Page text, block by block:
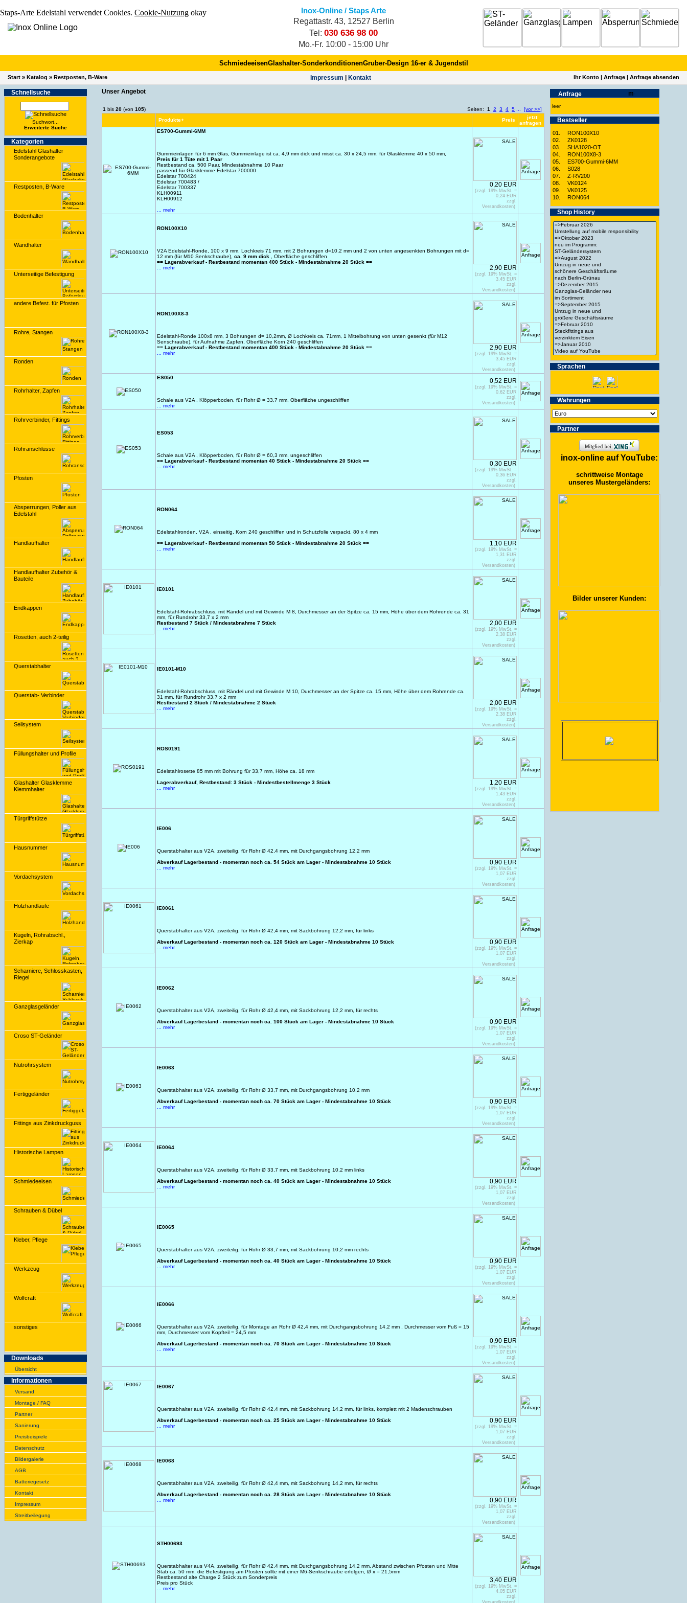
Staps-Arte Edelstahl verwendet Cookies. Cookie-Nutzung okay
Inox-Online / Staps Arte
Regattastr. 43, 12527 Berlin
Tel: 030 636 98 00
Mo.-Fr. 10:00 - 15:00 Uhr
SchmiedeeisenGlashalter-SonderkonditionenGruber-Design 16-er & Jugendstil
Start » Katalog » Restposten, B-Ware Impres­sum Kontakt Ihr Konto | Anfrage | Anfrage absenden
Schnell­suche
Suchwort...
Erwei­terte Suche
Kate­gorien
Edelstahl Glashalter
Sonderangebote
Restposten, B-Ware
Bodenhalter
Wandhalter
Unterseitige Befestigung
andere Befest. für Pfosten
Rohre, Stangen
Ronden
Rohrhalter, Zapfen
Rohrverbinder, Fittings
Rohranschlüsse
Pfosten
Absperrungen, Poller aus
Edelstahl
Handlaufhalter
Handlaufhalter Zubehör &
Bauteile
Endkappen
Rosetten, auch 2-teilig
Querstabhalter
Querstab- Verbinder
Seilsystem
Füllungshalter und Profile
Glashalter Glasklemme
Klemmhalter
Türgriffstütze
Hausnummer
Vordachsystem
Holzhandläufe
Kugeln, Rohrabschl.,
Zierkap
Scharniere, Schlosskasten,
Riegel
Ganzglasgeländer
Croso ST-Geländer
Nutrohrsystem
Fertiggeländer
Fittings aus Zinkdruckguss
Historische Lampen
Schmiedeeisen
Schrauben & Dübel
Kleber, Pflege
Werkzeug
Wolfcraft
sonstiges
Downloads
Übersicht
Infor­ma­tionen
Versand
Montage / FAQ
Partner
Sanie­rung
Preis­beispiele
Daten­schutz
Bilder­galerie
AGB
Batte­rie­gesetz
Kontakt
Impres­sum
Streit­bei­legung
Unser Angebot
1 bis 20 (von 105) Seiten: 1 2 3 4 5
[vor >>]
Produkte+
Preis
jetzt
anfragen
ES700-Gummi-6MM
Gummieinlagen für 6 mm Glas, Gummieinlage ist ca. 4,9 mm dick und misst ca. 30 x 24,5 mm, für Glasklemme 40 x 50 mm,
Preis für 1 Tüte mit 1 Paar
Restbestand ca. 500 Paar, Mindestabnahme 10 Paar
passend für Glasklemme Edelstar 700000
Edelstar 700424
Edelstar 700483 /
Edelstar 700337
KLH00911
KLH00912
... mehr
0,20 EUR
(zzgl. 19% MwSt. =
0,24 EUR
zzgl.
Versandkosten)
RON100X10
V2A Edelstahl-Ronde, 100 x 9 mm, Lochkreis 71 mm, mit 2 Bohrungen d=10,2 mm und 2 von unten angesenkten Bohrungen mit d=
12 mm (für M10 Senkschraube), ca. 9 mm dick
, Oberfläche geschliffen
== Lagerabverkauf - Restbestand momentan 400 Stück - Mindestabnahme 20 Stück ==
... mehr
2,90 EUR
(zzgl. 19% MwSt. =
3,45 EUR
zzgl.
Versandkosten)
RON100X8-3
Edelstahl-Ronde 100x8 mm, 3 Bohrungen d= 10,2mm, Ø Lochkreis ca. 71mm, 1 Mittelbohrung von unten gesenkt (für M12
Senschraube), für Aufnahme Zapfen, Oberfläche Korn 240 geschliffen
== Lagerabverkauf - Restbestand momentan 400 Stück - Mindestabnahme 20 Stück ==
... mehr
2,90 EUR
(zzgl. 19% MwSt. =
3,45 EUR
zzgl.
Versandkosten)
ES050
Schale aus V2A , Klöpperboden, für Rohr Ø = 33,7 mm, Oberfläche ungeschliffen
... mehr
0,52 EUR
(zzgl. 19% MwSt. =
0,62 EUR
zzgl.
Versandkosten)
ES053
Schale aus V2A , Klöpperboden, für Rohr Ø = 60,3 mm, ungeschliffen
== Lagerabverkauf - Restbestand momentan 40 Stück - Mindestabnahme 20 Stück ==
... mehr
0,30 EUR
(zzgl. 19% MwSt. =
0,36 EUR
zzgl.
Versandkosten)
RON064
Edelstahlronden, V2A , einseitig, Korn 240 geschliffen und in Schutzfolie verpackt, 80 x 4 mm
== Lagerabverkauf - Restbestand momentan 50 Stück - Mindestabnahme 20 Stück ==
... mehr
1,10 EUR
(zzgl. 19% MwSt. =
1,31 EUR
zzgl.
Versandkosten)
IE0101
Edelstahl-Rohrabschluss, mit Rändel und mit Gewinde M 8, Durchmesser an der Spitze ca. 15 mm, Höhe über dem Rohrende ca. 31
mm, für Rundrohr 33,7 x 2 mm
Restbestand 7 Stück / Mindestabnahme 7 Stück
... mehr
2,00 EUR
(zzgl. 19% MwSt. =
2,38 EUR
zzgl.
Versandkosten)
IE0101-M10
Edelstahl-Rohrabschluss, mit Rändel und mit Gewinde M 10, Durchmesser an der Spitze ca. 15 mm, Höhe über dem Rohrende ca.
31 mm, für Rundrohr 33,7 x 2 mm
Restbestand 2 Stück / Mindestabnahme 2 Stück
... mehr
2,00 EUR
(zzgl. 19% MwSt. =
2,38 EUR
zzgl.
Versandkosten)
ROS0191
Edelstahlrosette 85 mm mit Bohrung für 33,7 mm, Höhe ca. 18 mm
Lagerabverkauf, Restbestand: 3 Stück - Mindestbestellmenge 3 Stück
... mehr
1,20 EUR
(zzgl. 19% MwSt. =
1,43 EUR
zzgl.
Versandkosten)
IE006
Querstabhalter aus V2A, zweiteilig, für Rohr Ø 42,4 mm, mit Durchgangsbohrung 12,2 mm
Abverkauf Lagerbestand - momentan noch ca. 54 Stück am Lager - Mindestabnahme 10 Stück
... mehr
0,90 EUR
(zzgl. 19% MwSt. =
1,07 EUR
zzgl.
Versandkosten)
IE0061
Querstabhalter aus V2A, zweiteilig, für Rohr Ø 42,4 mm, mit Sackbohrung 12,2 mm, für links
Abverkauf Lagerbestand - momentan noch ca. 120 Stück am Lager - Mindestabnahme 10 Stück
... mehr
0,90 EUR
(zzgl. 19% MwSt. =
1,07 EUR
zzgl.
Versandkosten)
IE0062
Querstabhalter aus V2A, zweiteilig, für Rohr Ø 42,4 mm, mit Sackbohrung 12,2 mm, für rechts
Abverkauf Lagerbestand - momentan noch ca. 100 Stück am Lager - Mindestabnahme 10 Stück
... mehr
0,90 EUR
(zzgl. 19% MwSt. =
1,07 EUR
zzgl.
Versandkosten)
IE0063
Querstabhalter aus V2A, zweiteilig, für Rohr Ø 33,7 mm, mit Durchgangsbohrung 10,2 mm
Abverkauf Lagerbestand - momentan noch ca. 70 Stück am Lager - Mindestabnahme 10 Stück
... mehr
0,90 EUR
(zzgl. 19% MwSt. =
1,07 EUR
zzgl.
Versandkosten)
IE0064
Querstabhalter aus V2A, zweiteilig, für Rohr Ø 33,7 mm, mit Sackbohrung 10,2 mm links
Abverkauf Lagerbestand - momentan noch ca. 40 Stück am Lager - Mindestabnahme 10 Stück
... mehr
0,90 EUR
(zzgl. 19% MwSt. =
1,07 EUR
zzgl.
Versandkosten)
IE0065
Querstabhalter aus V2A, zweiteilig, für Rohr Ø 33,7 mm, mit Sackbohrung 10,2 mm rechts
Abverkauf Lagerbestand - momentan noch ca. 40 Stück am Lager - Mindestabnahme 10 Stück
... mehr
0,90 EUR
(zzgl. 19% MwSt. =
1,07 EUR
zzgl.
Versandkosten)
IE0066
Querstabhalter aus V2A, zweiteilig, für Montage an Rohr Ø 42,4 mm, mit Durchgangsbohrung 14,2 mm , Durchmesser vom Fuß = 15
mm, Durchmesser vom Kopfteil = 24,5 mm
Abverkauf Lagerbestand - momentan noch ca. 70 Stück am Lager - Mindestabnahme 10 Stück
... mehr
0,90 EUR
(zzgl. 19% MwSt. =
1,07 EUR
zzgl.
Versandkosten)
IE0067
Querstabhalter aus V2A, zweiteilig, für Rohr Ø 42,4 mm, mit Sackbohrung 14,2 mm, für links, komplett mit 2 Madenschrauben
Abverkauf Lagerbestand - momentan noch ca. 25 Stück am Lager - Mindestabnahme 10 Stück
... mehr
0,90 EUR
(zzgl. 19% MwSt. =
1,07 EUR
zzgl.
Versandkosten)
IE0068
Querstabhalter aus V2A, zweiteilig, für Rohr Ø 42,4 mm, mit Sackbohrung 14,2 mm, für rechts
Abverkauf Lagerbestand - momentan noch ca. 28 Stück am Lager - Mindestabnahme 10 Stück
... mehr
0,90 EUR
(zzgl. 19% MwSt. =
1,07 EUR
zzgl.
Versandkosten)
STH00693
Querstabhalter aus V4A, zweiteilig, für Rohr Ø 42,4 mm, mit Durchgangsbohrung 14,2 mm, Abstand zwischen Pfosten und Mitte
Stab ca. 50 mm, die Befestigung am Pfosten sollte mit einer M6-Senkschraube erfolgen, Ø x = 21,5mm
Restbestand alte Charge 2 Stück zum Sonderpreis
Preis pro Stück
... mehr
3,40 EUR
(zzgl. 19% MwSt. =
4,05 EUR
zzgl.
Versandkosten)
Anfrage
leer
Best­seller
01.
RON100X10
02.
ZK0128
03.
SHA1020-OT
04.
RON100X8-3
05.
ES700-Gummi-6MM
06.
S028
07.
Z-RV200
08.
VK0124
09.
VK0125
10.
RON064
Shop History
Spra­chen
Wäh­run­gen
Partner
inox-online auf YouTube:
schrittweise Montage
unseres Mustergeländers:
Bilder unserer Kunden: